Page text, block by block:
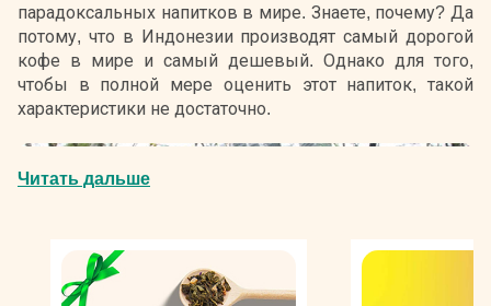
парадоксальных напитков в мире. Знаете, почему? Да
потому, что в Индонезии производят самый дорогой
кофе в мире и самый дешевый. Однако для того,
чтобы в полной мере оценить этот напиток, такой
характеристики не достаточно.
Читать дальше